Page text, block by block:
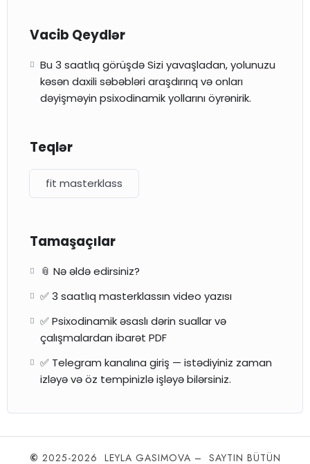
Vacib Qeydlər
Bu 3 saatlıq görüşdə Sizi yavaşladan, yolunuzu
kəsən daxili səbəbləri araşdırırıq və onları
dəyişməyin psixodinamik yollarını öyrənirik.
Teqlər
fit masterklass
Tamaşaçılar
📎 Nə əldə edirsiniz?
✅ 3 saatlıq masterklassın video yazısı
✅ Psixodinamik əsaslı dərin suallar və
çalışmalardan ibarət PDF
✅ Telegram kanalına giriş — istədiyiniz zaman
izləyə və öz tempinizlə işləyə bilərsiniz.
© 2025-2026 LEYLA GASIMOVA – SAYTIN BÜTÜN